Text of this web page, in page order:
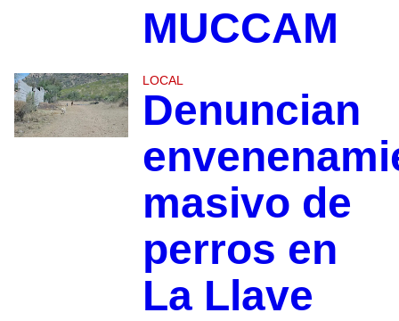
MUCCAM
LOCAL
Denuncian
masivo de
perros en
La Llave